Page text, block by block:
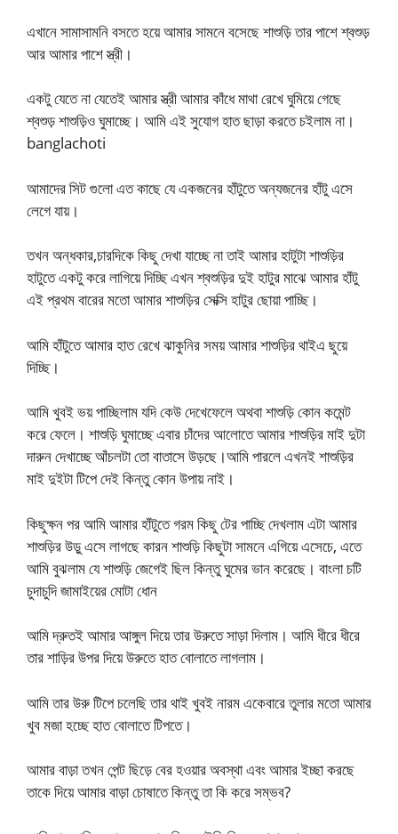
এখানে সামাসামনি বসতে হয়ে আমার সামনে বসেছে শাশুড়ি তার পাশে শ্বশুড়
আর আমার পাশে স্ত্রী।
একটু যেতে না যেতেই আমার স্ত্রী আমার কাঁধে মাথা রেখে ঘুমিয়ে গেছে
শ্বশুড় শাশুড়িও ঘুমাচ্ছে। আমি এই সুযোগ হাত ছাড়া করতে চইলাম না।
banglachoti
আমাদের সিট গুলো এত কাছে যে একজনের হাঁটুতে অন্যজনের হাঁটু এসে
লেগে যায়।
তখন অন্ধকার,চারদিকে কিছু দেখা যাচ্ছে না তাই আমার হাটুটা শাশুড়ির
হাটুতে একটু করে লাগিয়ে দিচ্ছি এখন শ্বশুড়ির দুই হাটুর মাঝে আমার হাঁটু
এই প্রথম বারের মতো আমার শাশুড়ির সেক্সি হাটুর ছোয়া পাচ্ছি।
আমি হাঁটুতে আমার হাত রেখে ঝাকুনির সময় আমার শাশুড়ির থাইএ ছুয়ে
দিচ্ছি।
আমি খুবই ভয় পাচ্ছিলাম যদি কেউ দেখেফেলে অথবা শাশুড়ি কোন কমেন্ট
করে ফেলে। শাশুড়ি ঘুমাচ্ছে এবার চাঁদের আলোতে আমার শাশুড়ির মাই দুটা
দারুন দেখাচ্ছে আঁচলটা তো বাতাসে উড়ছে।আমি পারলে এখনই শাশুড়ির
মাই দুইটা টিপে দেই কিন্তু কোন উপায় নাই।
কিছুক্ষন পর আমি আমার হাঁটুতে গরম কিছু টের পাচ্ছি দেখলাম এটা আমার
শাশুড়ির উড়ু এসে লাগছে কারন শাশুড়ি কিছুটা সামনে এগিয়ে এসেচে, এতে
আমি বুঝলাম যে শাশুড়ি জেগেই ছিল কিন্তু ঘুমের ভান করেছে। বাংলা চটি
চুদাচুদি জামাইয়ের মোটা ধোন
আমি দ্রুতই আমার আঙ্গুল দিয়ে তার উরুতে সাড়া দিলাম। আমি ধীরে ধীরে
তার শাড়ির উপর দিয়ে উরুতে হাত বোলাতে লাগলাম।
আমি তার উরু টিপে চলেছি তার থাই খুবই নারম একেবারে তুলার মতো আমার
খুব মজা হচ্ছে হাত বোলাতে টিপতে।
আমার বাড়া তখন পেন্ট ছিড়ে বের হওয়ার অবস্থা এবং আমার ইচ্ছা করছে
তাকে দিয়ে আমার বাড়া চোষাতে কিন্তু তা কি করে সম্ভব?